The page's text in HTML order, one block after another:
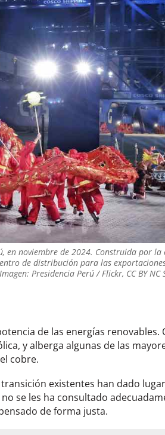
en noviembre de 2024. Construida por
de distribución para las
Presidencia Perú / Flickr, CC BY NC
de las energías renovables.
y alberga algunas de las
cobre.
existentes han dado
se les ha consultado
de forma justa.